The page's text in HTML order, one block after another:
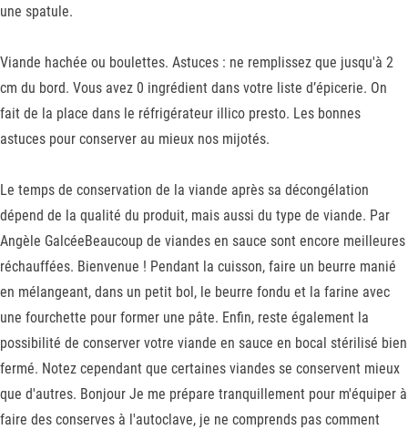
une spatule.
Viande hachée ou boulettes. Astuces : ne remplissez que jusqu'à 2
cm du bord. Vous avez 0 ingrédient dans votre liste d’épicerie. On
fait de la place dans le réfrigérateur illico presto. Les bonnes
astuces pour conserver au mieux nos mijotés.
Le temps de conservation de la viande après sa décongélation
dépend de la qualité du produit, mais aussi du type de viande. Par
Angèle GalcéeBeaucoup de viandes en sauce sont encore meilleures
réchauffées. Bienvenue ! Pendant la cuisson, faire un beurre manié
en mélangeant, dans un petit bol, le beurre fondu et la farine avec
une fourchette pour former une pâte. Enfin, reste également la
possibilité de conserver votre viande en sauce en bocal stérilisé bien
fermé. Notez cependant que certaines viandes se conservent mieux
que d'autres. Bonjour Je me prépare tranquillement pour m'équiper à
faire des conserves à l'autoclave, je ne comprends pas comment